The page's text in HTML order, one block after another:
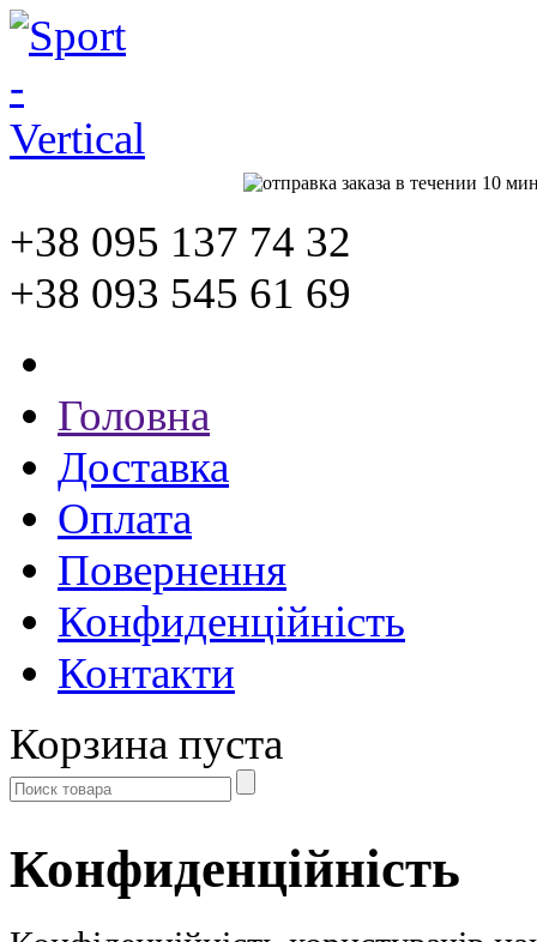
+38 095 137 74 32
+38 093 545 61 69
Головна
Доставка
Оплата
Повернення
Конфиденційність
Контакти
Корзина пуста
Конфиденційність